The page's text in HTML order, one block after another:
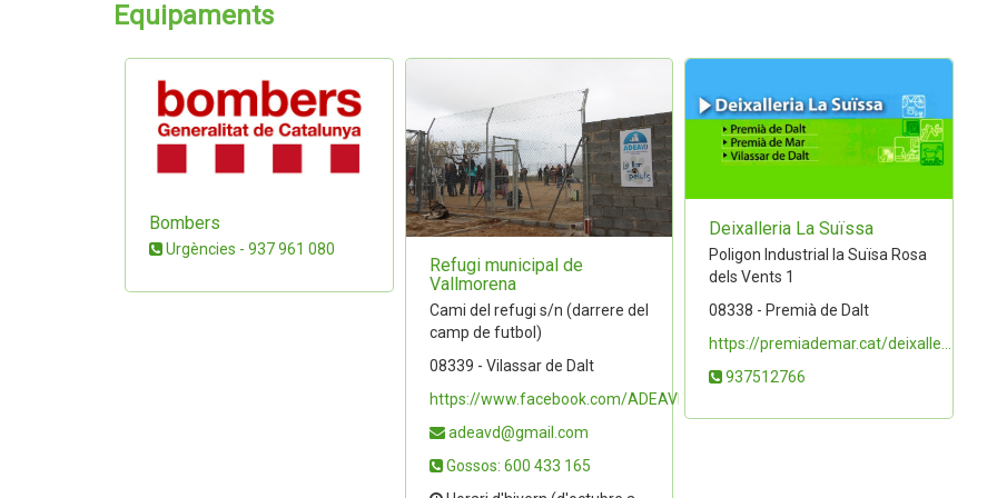
Equipaments
Bombers
Urgències - 937 961 080
Refugi municipal de
Vallmorena
Cami del refugi s/n (darrere del
camp de futbol)
08339 - Vilassar de Dalt
https://www.facebook.com/ADEAVD/...
adeavd@gmail.com
Gossos: 600 433 165
Deixalleria La Suïssa
Poligon Industrial la Suïsa Rosa
dels Vents 1
08338 - Premià de Dalt
https://premiademar.cat/deixalle...
937512766